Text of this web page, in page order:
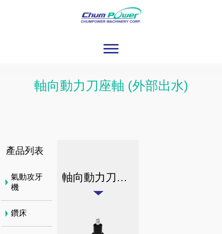
軸向動力刀座軸 (外部出水)
軸向動力刀座軸 (外部出水)
產品列表
氣動攻牙
機
鑽床